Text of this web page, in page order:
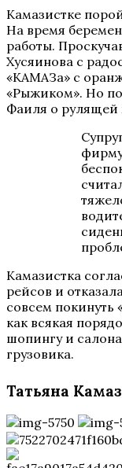
Камазистке
На время
работы.
Хусяинова с
«КАМАЗа» с
«Рыжиком». Но
Фаиля о рулящей
Камазистка
рейсов и
совсем покинуть
как всякая
шопингу и
грузовика.
Татьяна